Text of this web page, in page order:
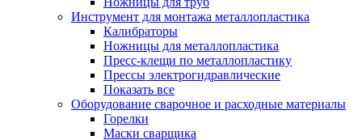
Инструмент для монтажа металлопластика
Калибраторы
Ножницы для металлопластика
Пресс-клещи по металлопластику
Прессы электрогидравлические
Показать все
Оборудование сварочное и расходные материалы
Горелки
Маски сварщика